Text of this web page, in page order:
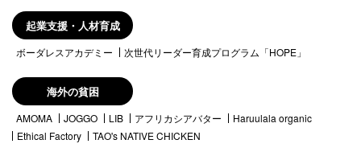
起業支援・人材育成
ボーダレスアカデミー 次世代リーダー育成プログラム「HOPE」
海外の貧困
AMOMA JOGGO LIB アフリカシアバター
Haruulala organic
Ethical Factory
TAO's NATIVE CHICKEN